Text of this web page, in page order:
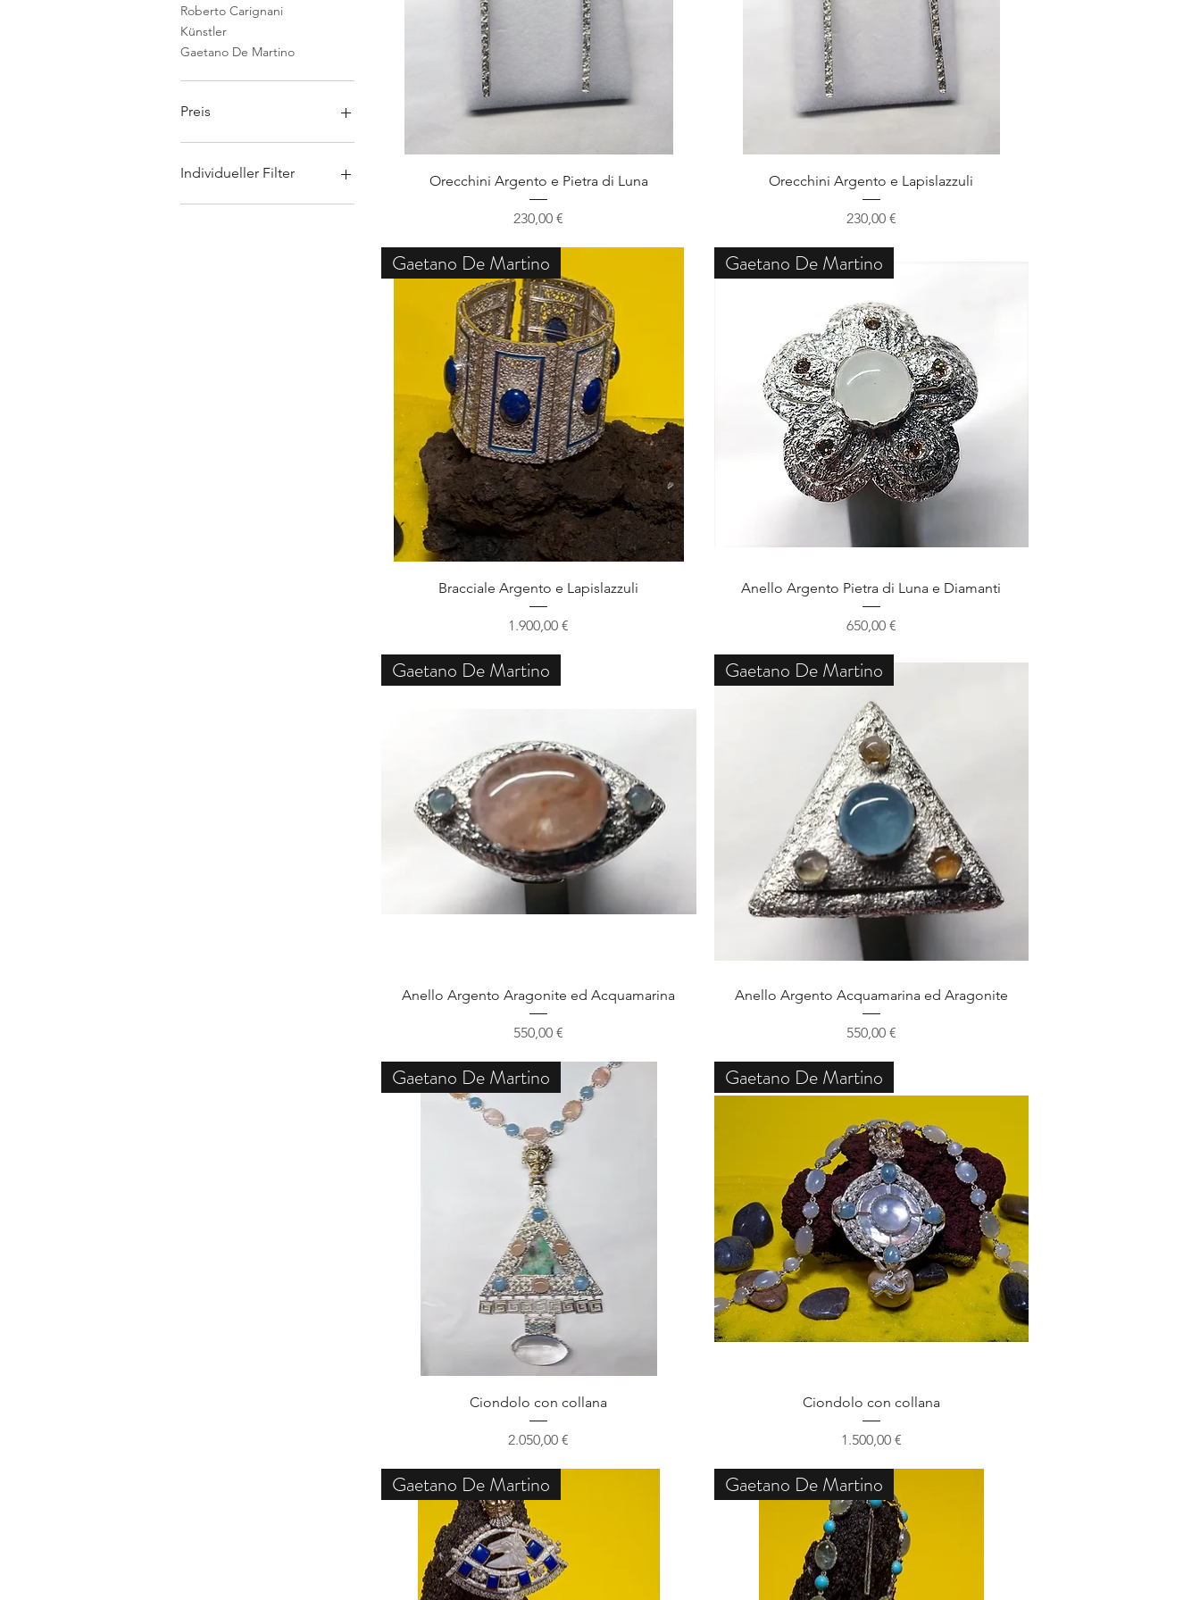
Roberto Carignani
Künstler
Gaetano De Martino
Preis
Individueller Filter
Nicht zugeordnet
Schnellansicht
Orecchini Argento e Pietra di Luna
Preis
230,00 €
Schnellansicht
Orecchini Argento e Lapislazzuli
Preis
230,00 €
Schnellansicht
Gaetano De Martino
Bracciale Argento e Lapislazzuli
Preis
1.900,00 €
Schnellansicht
Gaetano De Martino
Anello Argento Pietra di Luna e Diamanti
Preis
650,00 €
Schnellansicht
Gaetano De Martino
Anello Argento Aragonite ed Acquamarina
Preis
550,00 €
Schnellansicht
Gaetano De Martino
Anello Argento Acquamarina ed Aragonite
Preis
550,00 €
Schnellansicht
Gaetano De Martino
Ciondolo con collana
Preis
2.050,00 €
Schnellansicht
Gaetano De Martino
Ciondolo con collana
Preis
1.500,00 €
Gaetano De Martino Gaetano De Martino